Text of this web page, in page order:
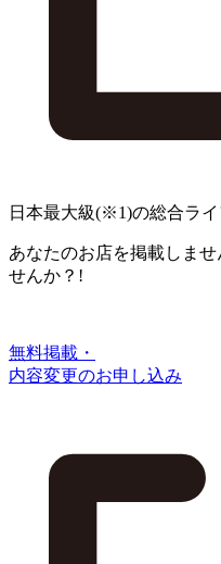
日本最大級(※1)の総合ラ
あなたのお店を掲載しませ
せんか？!
無料掲載・
内容変更のお申し込み